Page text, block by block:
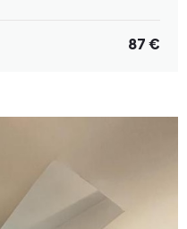
87 €